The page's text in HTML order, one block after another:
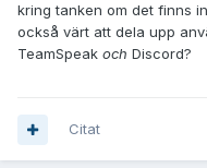
kring tanken om det finns
också värt att dela upp
TeamSpeak och Discord?
Citat